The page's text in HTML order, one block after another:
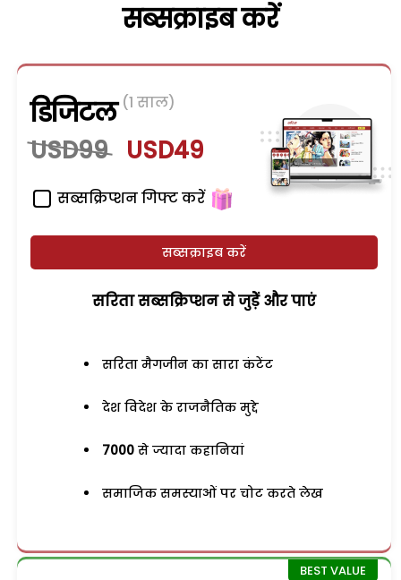
सब्सक्राइब करें
डिजिटल (1 साल)
USD99 USD49
सब्सक्रिप्शन गिफ्ट करें
सब्सक्राइब करें
सरिता सब्सक्रिप्शन से जुड़ेें और पाएं
सरिता मैगजीन का सारा कंटेंट
देश विदेश के राजनैतिक मुद्दे
7000 से ज्यादा कहानियां
समाजिक समस्याओं पर चोट करते लेख